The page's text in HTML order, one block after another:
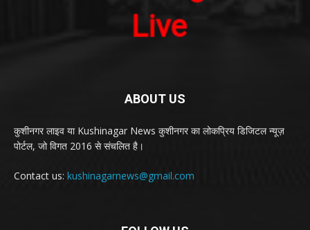
ABOUT US
कुशीनगर लाइव या Kushinagar News कुशीनगर का लोकप्रिय डिजिटल न्यूज़
पोर्टल, जो विगत 2016 से संचलित है।
Contact us: kushinagarnews@gmail.com